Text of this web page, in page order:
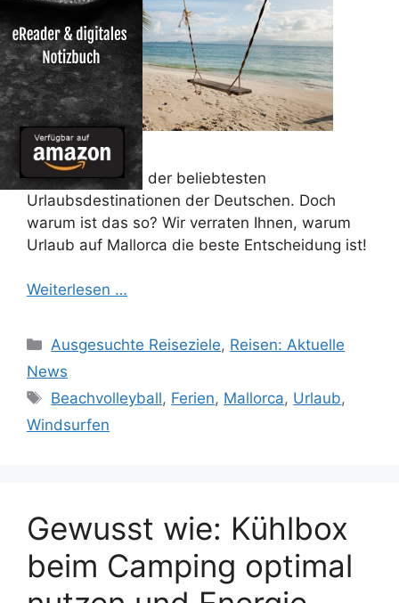
Mallorca ist eine der beliebtesten
Urlaubsdestinationen der Deutschen. Doch
warum ist das so? Wir verraten Ihnen, warum
Urlaub auf Mallorca die beste Entscheidung ist!
Weiterlesen …
Kategorien
Ausgesuchte Reiseziele, Reisen: Aktuelle
News
Schlagwörter
Beachvolleyball, Ferien, Mallorca, Urlaub,
Windsurfen
Gewusst wie: Kühlbox
beim Camping optimal